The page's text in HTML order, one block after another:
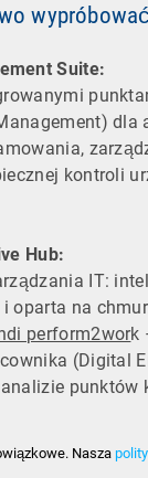
Suite:
dla
kontroli
Hub:
IT:
oparta na
perform2work
(Digital
punktów
Nasza